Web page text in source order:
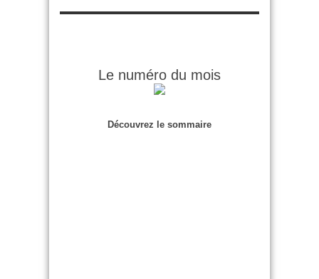
Le numéro du mois
Découvrez le sommaire